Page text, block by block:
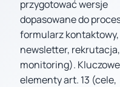
przygotować wersje
dopasowane do
formularz
newsletter, rekrutacja,
monitoring). Kluczowe
elementy art. 13 (cele,